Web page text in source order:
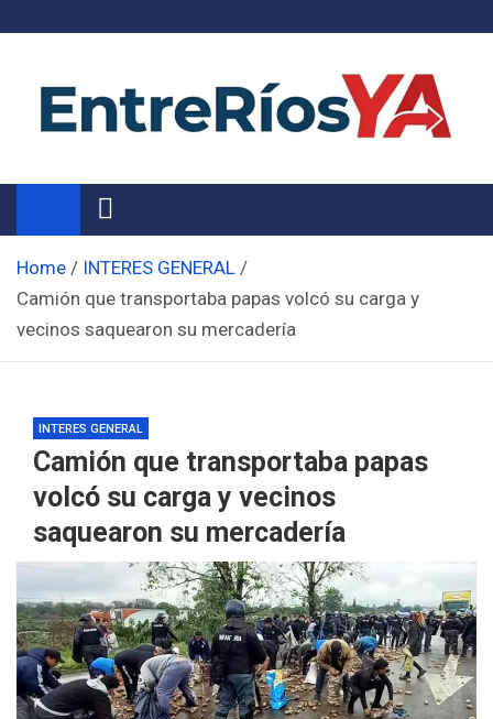
Noticias de Entre Ríos
Información de toda la provincia ahora
Home
INTERES GENERAL
Camión que transportaba papas volcó su carga y
vecinos saquearon su mercadería
INTERES GENERAL
Camión que transportaba papas
volcó su carga y vecinos
saquearon su mercadería